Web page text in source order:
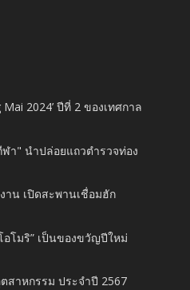
Mai 2024’ ปีที่ 2 ของเทศกาล
ฬา" นำปล่อยแถวตำรวจท่อง
าน เปิดสะพานเชื่อมฮัก
อโมริ” เป็นของขวัญปีใหม่
สาหกรรม ประจำปี 2567